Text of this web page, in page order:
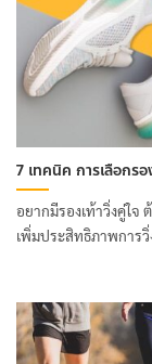
7 เทคนิค การเลือกร
อยากมีรองเท้าวิ่งคู่ใจ
เพิ่มประสิทธิภาพการ